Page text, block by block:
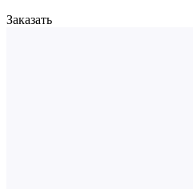
Заказать